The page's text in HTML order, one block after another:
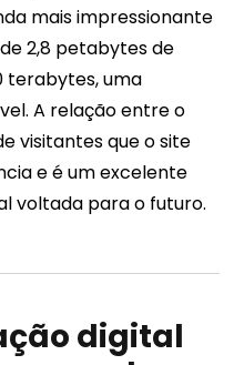
mais impressionante
2,8 petabytes de
terabytes, uma
A relação entre o
visitantes que o site
e é um excelente
voltada para o futuro.
digital